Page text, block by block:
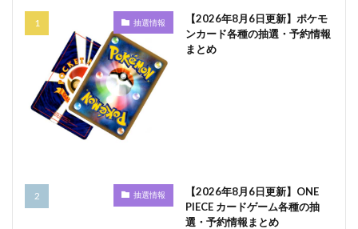
抽選情報
【2026年8月6日更新】ポケモ
ンカード各種の抽選・予約情報
まとめ
抽選情報
【2026年8月6日更新】ONE
PIECE カードゲーム各種の抽
選・予約情報まとめ